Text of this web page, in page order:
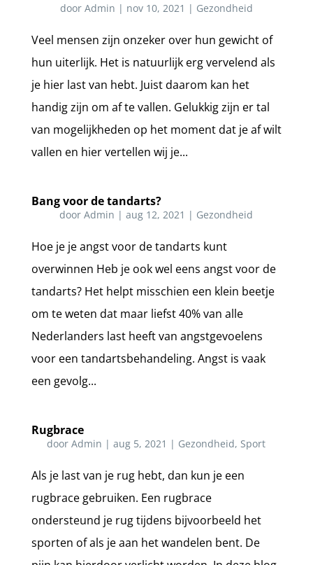
door Admin | nov 10, 2021 | Gezondheid
Veel mensen zijn onzeker over hun gewicht of
hun uiterlijk. Het is natuurlijk erg vervelend als
je hier last van hebt. Juist daarom kan het
handig zijn om af te vallen. Gelukkig zijn er tal
van mogelijkheden op het moment dat je af wilt
vallen en hier vertellen wij je...
Bang voor de tandarts?
doorAdmin |aug 12, 2021 | Gezondheid
Hoe je je angst voor de tandarts kunt
overwinnen Heb je ook wel eens angst voor de
tandarts? Het helpt misschien een klein beetje
om te weten dat maar liefst 40% van alle
Nederlanders last heeft van angstgevoelens
voor een tandartsbehandeling. Angst is vaak
een gevolg...
Rugbrace
doorAdmin |aug 5, 2021 | Gezondheid, Sport
Als je last van je rug hebt, dan kun je een
rugbrace gebruiken. Een rugbrace
ondersteund je rug tijdens bijvoorbeeld het
sporten of als je aan het wandelen bent. De